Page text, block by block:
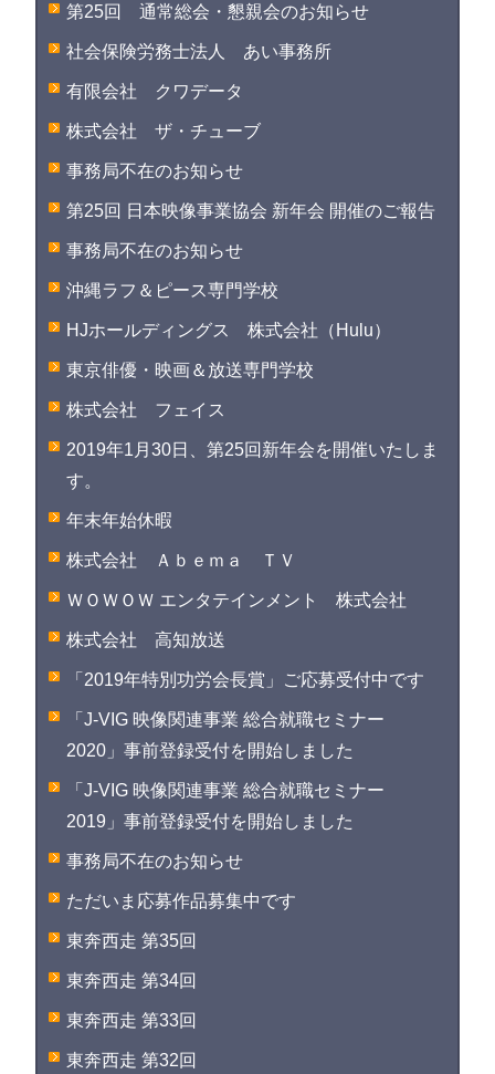
第25回 通常総会・懇親会のお知らせ
社会保険労務士法人 あい事務所
有限会社 クワデータ
株式会社 ザ・チューブ
事務局不在のお知らせ
第25回 日本映像事業協会 新年会 開催のご報告
事務局不在のお知らせ
沖縄ラフ＆ピース専門学校
HJホールディングス 株式会社（Hulu）
東京俳優・映画＆放送専門学校
株式会社 フェイス
2019年1月30日、第25回新年会を開催いたしま
す。
年末年始休暇
株式会社 Ａｂｅｍａ ＴＶ
ＷＯＷＯＷ エンタテインメント 株式会社
株式会社 高知放送
「2019年特別功労会長賞」ご応募受付中です
「J-VIG 映像関連事業 総合就職セミナー
2020」事前登録受付を開始しました
「J-VIG 映像関連事業 総合就職セミナー
2019」事前登録受付を開始しました
事務局不在のお知らせ
ただいま応募作品募集中です
東奔西走 第35回
東奔西走 第34回
東奔西走 第33回
東奔西走 第32回